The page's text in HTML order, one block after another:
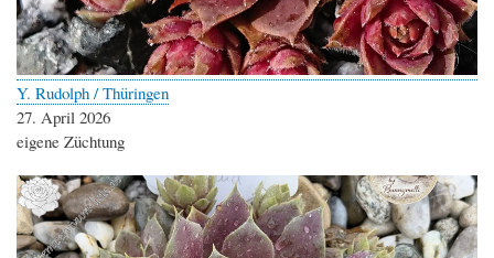
Y. Rudolph / Thüringen
27. April 2026
eigene Züchtung